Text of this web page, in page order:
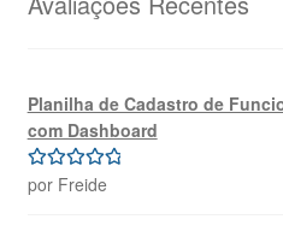
Planilha de Cadastro de
com Dashboard
Avaliação5
por Freide